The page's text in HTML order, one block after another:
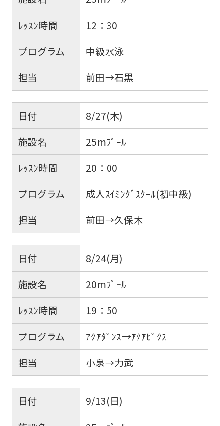
ﾚｯｽﾝ時間
12：30
プログラム
中級水泳
担当
前田→石黒
日付
8/27(木)
施設名
25mﾌﾟｰﾙ
ﾚｯｽﾝ時間
20：00
プログラム
成人ｽｲﾐﾝｸﾞｽｸｰﾙ(初中級)
担当
前田→久保木
日付
8/24(月)
施設名
20mﾌﾟｰﾙ
ﾚｯｽﾝ時間
19：50
プログラム
ｱｸｱﾀﾞﾝｽ→ｱｸｱﾋﾞｸｽ
担当
小泉→力武
日付
9/13(日)